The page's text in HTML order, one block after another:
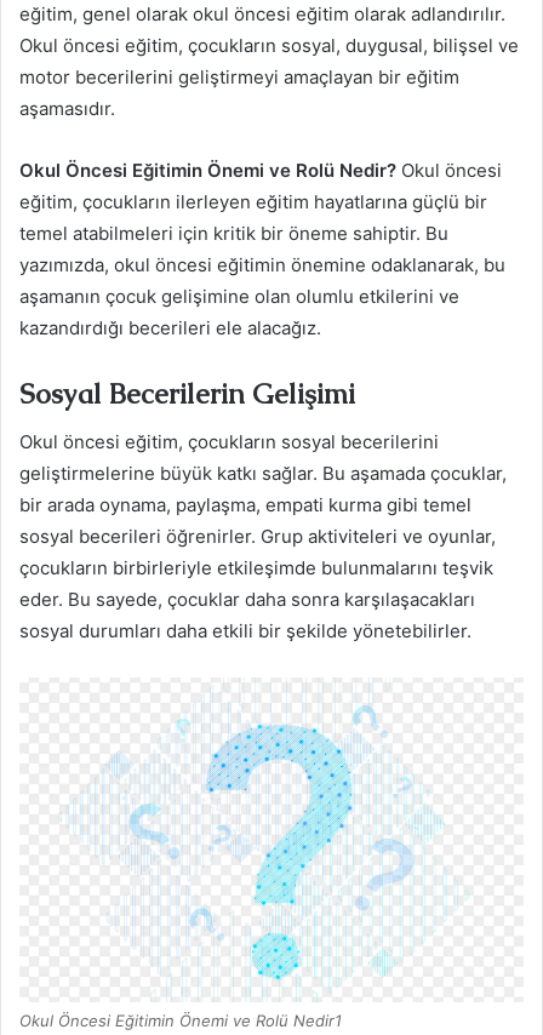
eğitim, genel olarak okul öncesi eğitim olarak adlandırılır.
Okul öncesi eğitim, çocukların sosyal, duygusal, bilişsel ve
motor becerilerini geliştirmeyi amaçlayan bir eğitim
aşamasıdır.
Okul Öncesi Eğitimin Önemi ve Rolü Nedir? Okul öncesi
eğitim, çocukların ilerleyen eğitim hayatlarına güçlü bir
temel atabilmeleri için kritik bir öneme sahiptir. Bu
yazımızda, okul öncesi eğitimin önemine odaklanarak, bu
aşamanın çocuk gelişimine olan olumlu etkilerini ve
kazandırdığı becerileri ele alacağız.
Sosyal Becerilerin Gelişimi
Okul öncesi eğitim, çocukların sosyal becerilerini
geliştirmelerine büyük katkı sağlar. Bu aşamada çocuklar,
bir arada oynama, paylaşma, empati kurma gibi temel
sosyal becerileri öğrenirler. Grup aktiviteleri ve oyunlar,
çocukların birbirleriyle etkileşimde bulunmalarını teşvik
eder. Bu sayede, çocuklar daha sonra karşılaşacakları
sosyal durumları daha etkili bir şekilde yönetebilirler.
Okul Öncesi Eğitimin Önemi ve Rolü Nedir1